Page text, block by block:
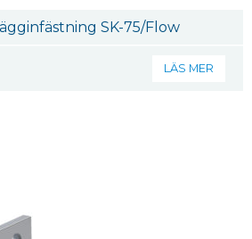
SK-75/Flow
LÄS MER